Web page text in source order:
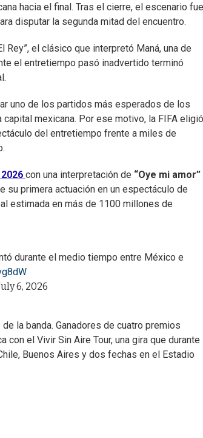
hacia el final. Tras el cierre, el escenario fue
disputar la segunda mitad del encuentro.
Rey”, el clásico que interpretó Maná, una de
el entretiempo pasó inadvertido terminó
uno de los partidos más esperados de los
mexicana. Por ese motivo, la FIFA eligió
del entretiempo frente a miles de
con una interpretación de “Oye mi amor”
su primera actuación en un espectáculo de
estimada en más de 1100 millones de
durante el medio tiempo entre México e
6, 2026
la banda. Ganadores de cuatro premios
con el Vivir Sin Aire Tour, una gira que durante
Buenos Aires y dos fechas en el Estadio